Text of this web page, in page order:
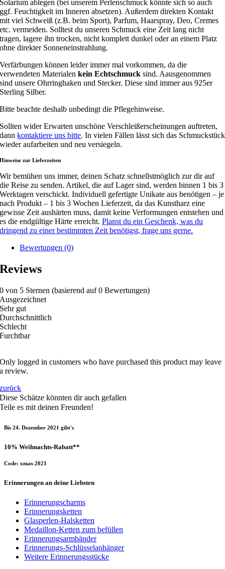
Solarium ablegen (bei unserem Perlenschmuck könnte sich so auch
ggf. Feuchtigkeit im Inneren absetzen). Außerdem direkten Kontakt
mit viel Schweiß (z.B. beim Sport), Parfum, Haarspray, Deo, Cremes
etc. vermeiden. Solltest du unseren Schmuck eine Zeit lang nicht
tragen, lagere ihn trocken, nicht komplett dunkel oder an einem Platz
ohne direkter Sonneneinstrahlung.
Verfärbungen können leider immer mal vorkommen, da die
verwendeten Materialenkein Echtschmuck sind. Aausgenommen
sind unsere Ohrringhaken und Stecker. Diese sind immer aus 925er
Sterling Silber.
Bitte beachte deshalb unbedingt die Pflegehinweise.
Sollten wider Erwarten unschöne Verschleißerscheinungen auftreten,
dannkontaktiere uns bitte. In vielen Fällen lässt sich das Schmuckstück
wieder aufarbeiten und neu versiegeln.
Hinweise zur Lieferzeiten
Wir bemühen uns immer, deinen Schatz schnellstmöglich zur dir auf
die Reise zu senden. Artikel, die auf Lager sind, werden binnen 1 bis 3
Werktagen verschickt. Individuell gefertigte Unikate aus benötigen – je
nach Produkt – 1 bis 3 Wochen Lieferzeit, da das Kunstharz eine
gewisse Zeit aushärten muss, damit keine Verformungen entstehen und
es die endgültige Härte erreicht.Planst du ein Geschenk, was du
dringend zu einer bestimmten Zeit benötigst, frage uns gerne.
Bewertungen (0)
Reviews
0 von 5 Sternen (basierend auf 0 Bewertungen)
Ausgezeichnet
Sehr gut
Durchschnittlich
Schlecht
Furchtbar
Only logged in customers who have purchased this product may leave
a review.
zurück
Diese Schätze könnten dir auch gefallen
Teile es mit deinen Freunden!
Bis 24. Dezember 2021 gibt's
10% Weihnachts-Rabatt**
Code: xmas-2021
Erinnerungen an deine Liebsten
Erinnerungscharms
Erinnerungsketten
Glasperlen-Halsketten
Medaillon-Ketten zum befüllen
Erinnerungsarmbänder
Erinnerungs-Schlüsselanhänger
Weitere Erinnerungsstücke